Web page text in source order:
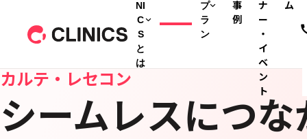
NI
C
S
と
は
プ
ラ
ン
事
例
ナ
ー
・
イ
ベ
ン
ト
ム
カルテ・レセコン
シームレスにつな